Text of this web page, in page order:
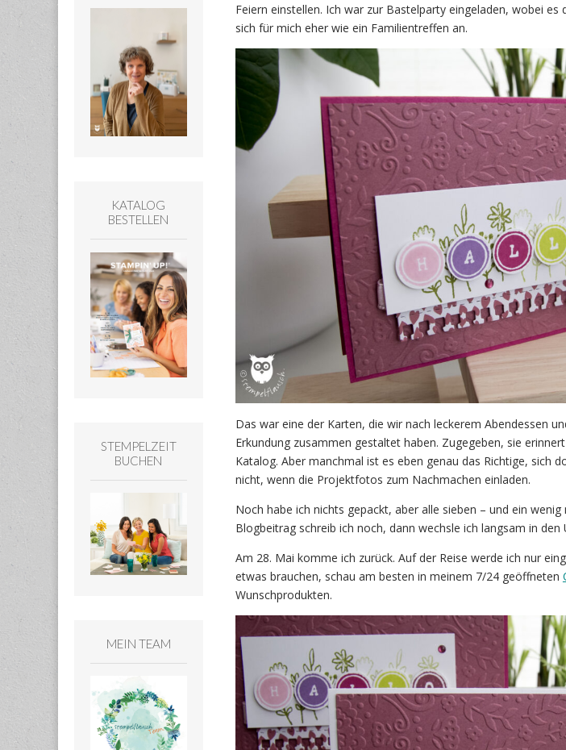
Feiern einstellen. Ich war zur Bastelparty eingeladen, wobei
sich für mich eher wie ein Familientreffen an.
Das war eine der Karten, die wir nach leckerem Abendessen
Erkundung zusammen gestaltet haben. Zugegeben, sie
Katalog. Aber manchmal ist es eben genau das Richtige, sich
nicht, wenn die Projektfotos zum Nachmachen einladen.
Noch habe ich nichts gepackt, aber alle sieben – und ein
Blogbeitrag schreib ich noch, dann wechsle ich langsam in den
Am 28. Mai komme ich zurück. Auf der Reise werde ich nur
etwas brauchen, schau am besten in meinem 7/24 geöffneten
Wunschprodukten.
KATALOG
BESTELLEN
STEMPELZEIT
BUCHEN
MEIN TEAM